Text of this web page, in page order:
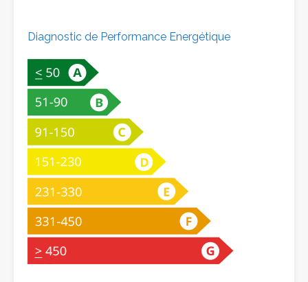
Diagnostic de Performance Energétique